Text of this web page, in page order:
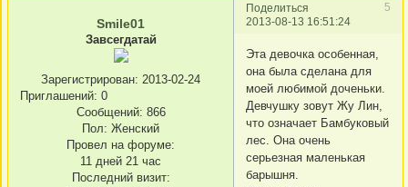
Поделиться
5
2013-08-13 16:51:24
Smile01
Завсегдатай
Зарегистрирован: 2013-02-24
Приглашений: 0
Сообщений: 866
Пол: Женский
Провел на форуме:
11 дней 21 час
Последний визит:
Эта девочка особенная,
она была сделана для
моей любимой доченьки.
Девчушку зовут Жу Лин,
что означает Бамбуковый
лес. Она очень
серьезная маленькая
барышня.